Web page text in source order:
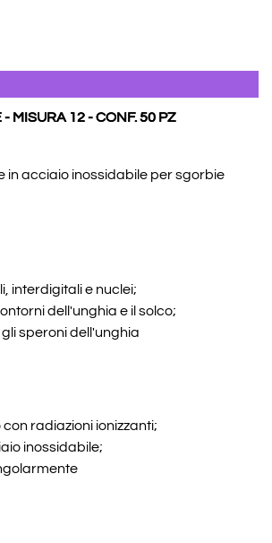
MISURA 12 - CONF. 50 PZ
in acciaio inossidabile per sgorbie
interdigitali e nuclei;
dell'unghia e il solco;
speroni dell'unghia
con radiazioni ionizzanti;
inossidabile;